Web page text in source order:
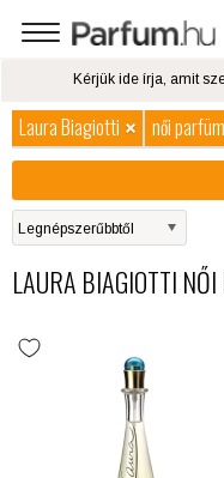
Laura Biagiotti
női
LAURA BIAGIOTTI